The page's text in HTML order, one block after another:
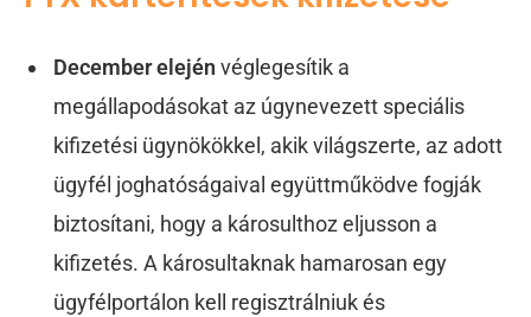
December elején véglegesítik a
megállapodásokat az úgynevezett speciális
kifizetési ügynökökkel, akik világszerte, az adott
ügyfél joghatóságaival együttműködve fogják
biztosítani, hogy a károsulthoz eljusson a
kifizetés. A károsultaknak hamarosan egy
ügyfélportálon kell regisztrálniuk és